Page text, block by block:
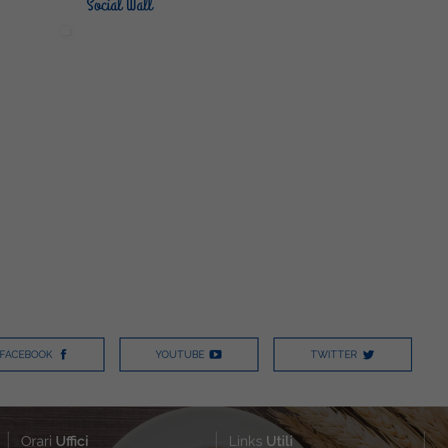
FACEBOOK YOUTUBE TWITTER
Orari Uffici Links Utili